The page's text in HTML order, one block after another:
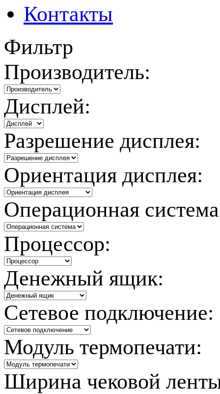
Контакты
Фильтр
Производитель:
Дисплей:
Разрешение дисплея:
Ориентация дисплея:
Операционная
Процессор:
Денежный ящик:
Сетевое подключение:
Модуль термопечати:
Ширина чековой